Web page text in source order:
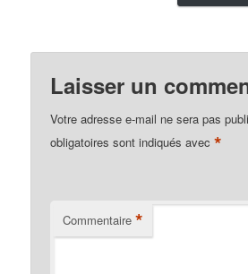
Laisser un
Votre adresse e-mail ne sera pas
obligatoires sont indiqués avec*
Commentaire *